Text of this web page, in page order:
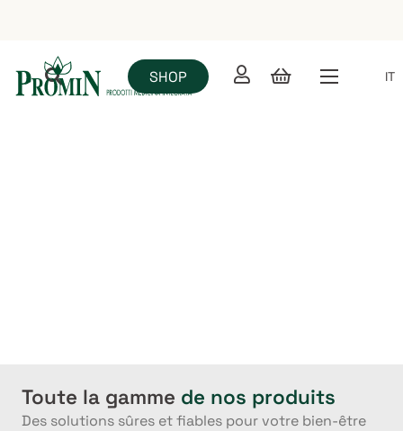
SHOP IT
Toute la gamme de nos produits
Des solutions sûres et fiables pour votre bien-être